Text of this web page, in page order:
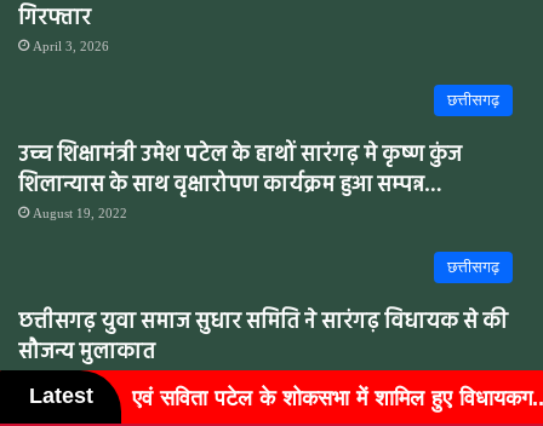
गिरफ्तार
April 3, 2026
छत्तीसगढ़
उच्च शिक्षामंत्री उमेश पटेल के हाथों सारंगढ़ मे कृष्ण कुंज
शिलान्यास के साथ वृक्षारोपण कार्यक्रम हुआ सम्पन्न…
August 19, 2022
छत्तीसगढ़
छत्तीसगढ़ युवा समाज सुधार समिति ने सारंगढ़ विधायक से की
सौजन्य मुलाकात
May 13, 2022
Latest
में शामिल हुए विधायकग... बुजुर्गों के चेहरों पर लौटी